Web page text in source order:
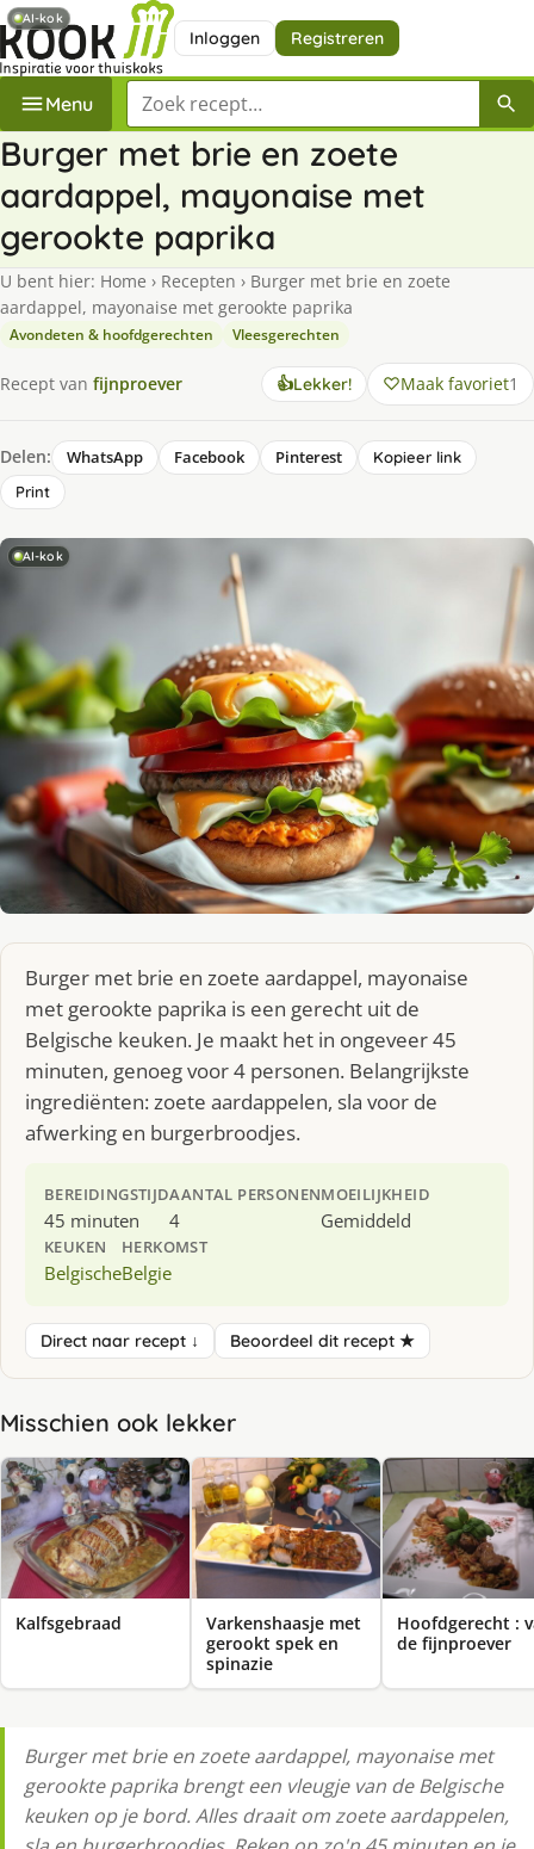
Inloggen Registreren
Menu Zoek een recept
Burger met brie en zoete
aardappel, mayonaise met
gerookte paprika
U bent hier: Home › Recepten › Burger met brie en zoete
aardappel, mayonaise met gerookte paprika
Avondeten & hoofdgerechten Vleesgerechten
Recept van fijnproever 👍Lekker! Maak favoriet1
Delen: WhatsApp Facebook Pinterest
Kopieer link
Print
AI-kok
Burger met brie en zoete aardappel, mayonaise
met gerookte paprika is een gerecht uit de
Belgische keuken. Je maakt het in ongeveer 45
minuten, genoeg voor 4 personen. Belangrijkste
ingrediënten: zoete aardappelen, sla voor de
afwerking en burgerbroodjes.
BEREIDINGSTIJD
45 minuten
AANTAL PERSONEN
4
MOEILIJKHEID
Gemiddeld
KEUKEN
Belgische
HERKOMST
Belgie
Direct naar recept ↓ Beoordeel dit recept ★
Misschien ook lekker
Kalfsgebraad
Varkenshaasje met
gerookt spek en
spinazie
Hoofdgerecht :
de fijnproever
AI-kok
Burger met brie en zoete aardappel, mayonaise met
gerookte paprika brengt een vleugje van de Belgische
keuken op je bord. Alles draait om zoete aardappelen,